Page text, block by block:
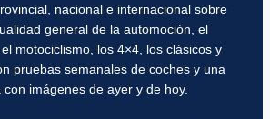
nacional e internacional sobre
general de la automoción, el
motociclismo, los 4×4, los clásicos y
pruebas semanales de coches y una
con imágenes de ayer y de hoy.